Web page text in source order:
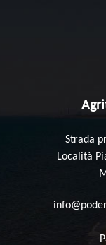
Strada
Località